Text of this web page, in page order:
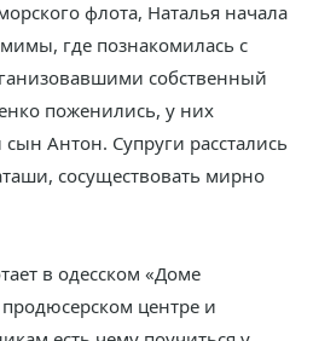
флота, Наталья начала
где познакомилась с
собственный
поженились, у них
Антон. Супруги расстались
сосуществовать мирно
в одесском «Доме
центре и